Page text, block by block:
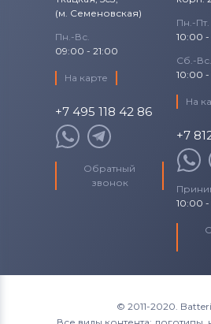
(м. Семеновская)
Пн.-Вс.
09:00 - 21:00
На карте
+7 495 118 42 86
Обратный
звонок
Пн.-Пт.
10:00
Сб.-Вс.
10:00 -
На
+7
10:00 -
© 2011-2020.